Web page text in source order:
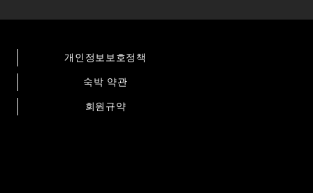
개인정보보호정책
숙박 약관
회원규약